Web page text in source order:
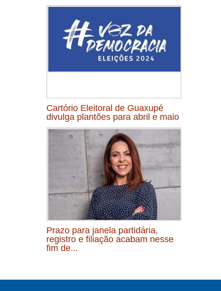
Cartório Eleitoral de Guaxupé
divulga plantões para abril e maio
Prazo para janela partidária,
registro e filiação acabam nesse
fim de...